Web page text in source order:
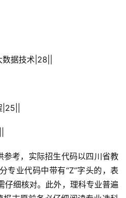
据技术|28||
参考，实际招生代码以四川省教
专业代码中带有“Z”字头的，表
仔细核对。此外，理科专业普遍